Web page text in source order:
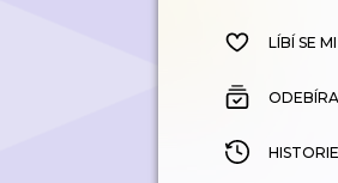
HISTORIE
LÍBÍ SE MI
HISTORIE